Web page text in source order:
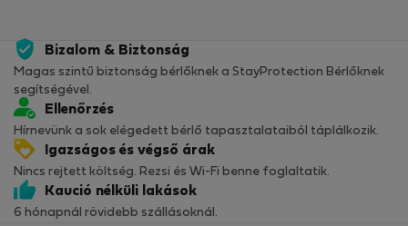
Bizalom & Biztonság
Magas szintű biztonság bérlőknek a StayProtection Bérlőknek
segítségével.
Ellenőrzés
Hírnevünk a sok elégedett bérlő tapasztalataiból táplálkozik.
Igazságos és végső árak
Nincs rejtett költség. Rezsi és Wi-Fi benne foglaltatik.
Kaució nélküli lakások
6 hónapnál rövidebb szállásoknál.